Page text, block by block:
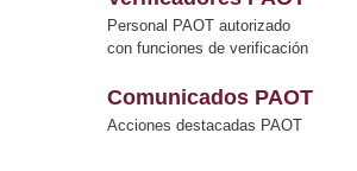
Personal PAOT autorizado
con funciones de verificación
Comunicados PAOT
Acciones destacadas PAOT